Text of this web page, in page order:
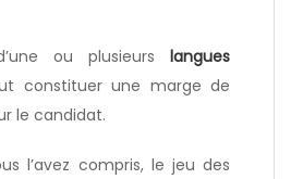
ou plusieurs langues
constituer une marge de
le candidat.
l’avez compris, le jeu des